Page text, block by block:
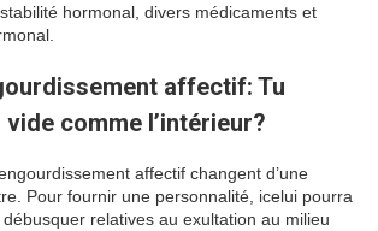
hormonal, divers médicaments et
affectif: Tu
comme l’intérieur?
affectif changent d’une
Pour fournir une personnalité, icelui pourra
débusquer relatives au exultation au milieu